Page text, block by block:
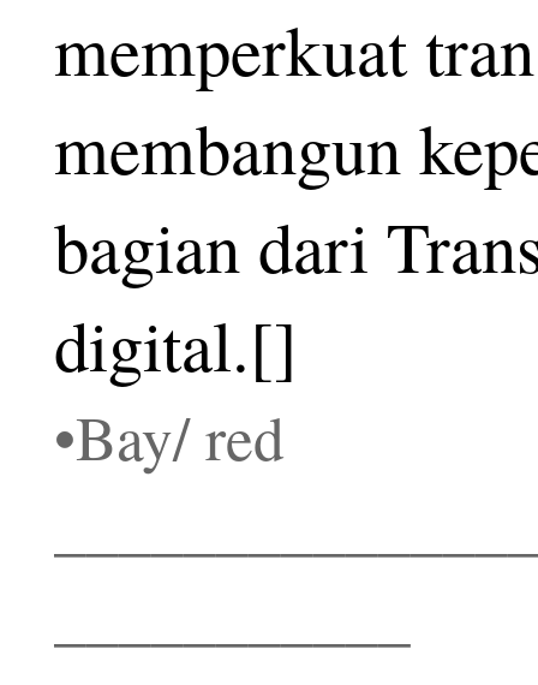
memperkuat
membangun
bagian dari
digital.[]
•Bay/ red